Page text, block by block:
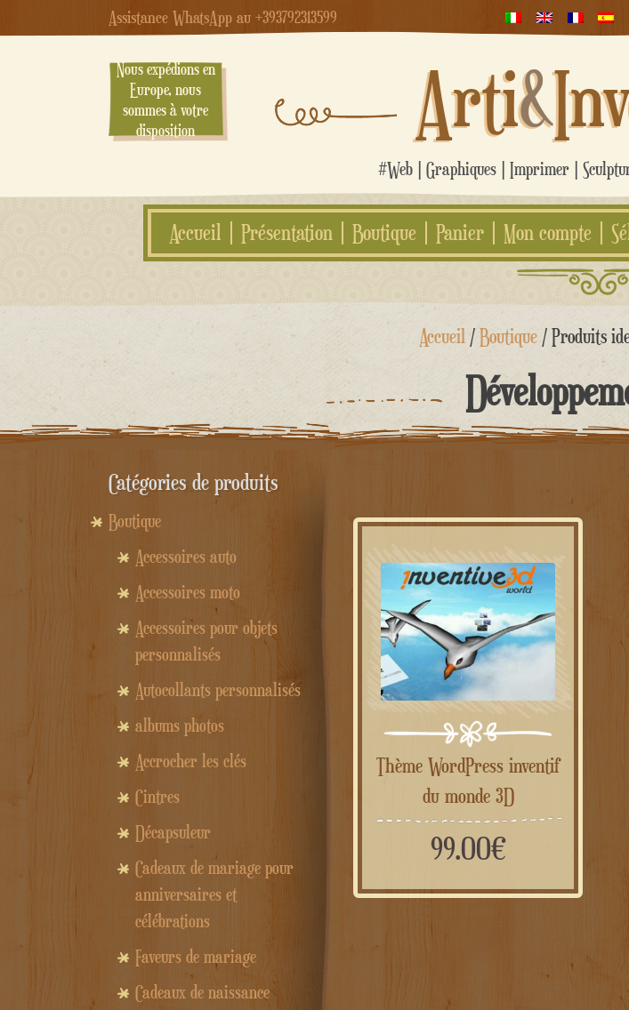
Assistance WhatsApp au +393792313599
Nous expédions en
Europe, nous
sommes à votre
disposition
Arti&
#Web | Graphiques | Imprimer |
Accueil Présentation Boutique Panier Mon compte
Aller
contenu
Accueil /Boutique / Produits
Thème WordPress inventif
du monde 3D
99.00€
Catégories de produits
Boutique
Accessoires auto
Accessoires moto
Accessoires pour objets
personnalisés
Autocollants personnalisés
albums photos
Accrocher les clés
Cintres
Décapsuleur
Cadeaux de mariage pour
anniversaires et
célébrations
Faveurs de mariage
Cadeaux de naissance